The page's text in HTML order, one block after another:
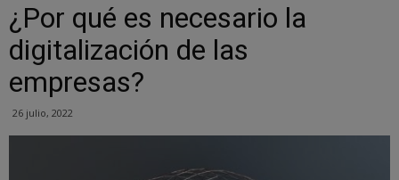
¿Por qué es necesario la
digitalización de las
empresas?
26 julio, 2022